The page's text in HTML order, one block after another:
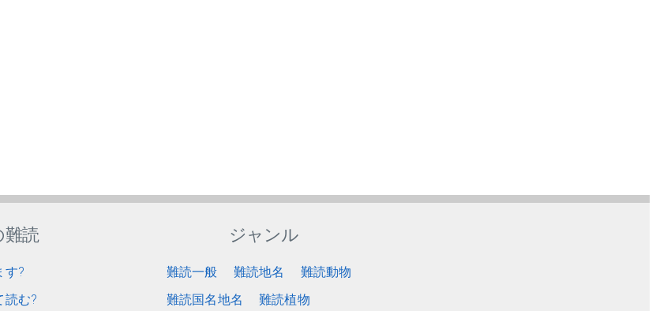
難読
す?
読む?
ジャンル
難読一般 難読地名
難読動物
難読国名地名
難読植物